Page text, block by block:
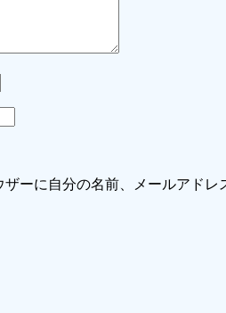
ーに自分の名前、メールアドレ